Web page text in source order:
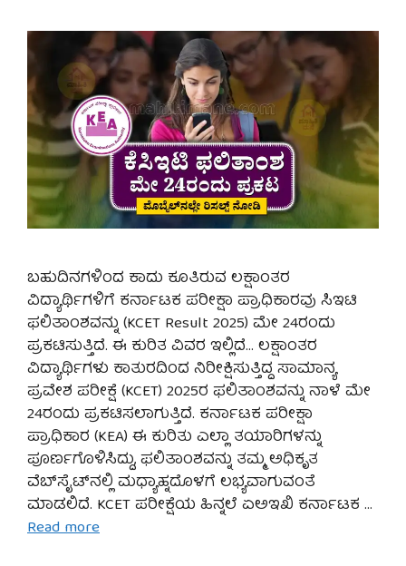
ಬಹುದಿನಗಳಿಂದ ಕಾದು ಕೂತಿರುವ ಲಕ್ಷಾಂತರ
ವಿದ್ಯಾರ್ಥಿಗಳಿಗೆ ಕರ್ನಾಟಕ ಪರೀಕ್ಷಾ ಪ್ರಾಧಿಕಾರವು ಸಿಇಟಿ
ಫಲಿತಾಂಶವನ್ನು (KCET Result 2025) ಮೇ 24ರಂದು
ಪ್ರಕಟಿಸುತ್ತಿದೆ. ಈ ಕುರಿತ ವಿವರ ಇಲ್ಲಿದೆ… ಲಕ್ಷಾಂತರ
ವಿದ್ಯಾರ್ಥಿಗಳು ಕಾತುರದಿಂದ ನಿರೀಕ್ಷಿಸುತ್ತಿದ್ದ ಸಾಮಾನ್ಯ
ಪ್ರವೇಶ ಪರೀಕ್ಷೆ (KCET) 2025ರ ಫಲಿತಾಂಶವನ್ನು ನಾಳೆ ಮೇ
24ರಂದು ಪ್ರಕಟಿಸಲಾಗುತ್ತಿದೆ. ಕರ್ನಾಟಕ ಪರೀಕ್ಷಾ
ಪ್ರಾಧಿಕಾರ (KEA) ಈ ಕುರಿತು ಎಲ್ಲಾ ತಯಾರಿಗಳನ್ನು
ಪೂರ್ಣಗೊಳಿಸಿದ್ದು, ಫಲಿತಾಂಶವನ್ನು ತಮ್ಮ ಅಧಿಕೃತ
ವೆಬ್‌ಸೈಟ್‌ನಲ್ಲಿ ಮಧ್ಯಾಹ್ನದೊಳಗೆ ಲಭ್ಯವಾಗುವಂತೆ
ಮಾಡಲಿದೆ. KCET ಪರೀಕ್ಷೆಯ ಹಿನ್ನಲೆ ಏಅಇಖಿ ಕರ್ನಾಟಕ …
Read more